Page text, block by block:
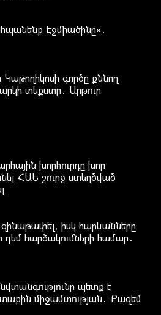
Էջմիածինը»․
գործը քննող
տեքստը․ Արթուր
խորհուրդը խոր
ՀԱԵ շուրջ ստեղծված
զինաթափել, իսկ հարևանները
հարձակումների համար․
պետք է
միջամտության․ Քազեմ